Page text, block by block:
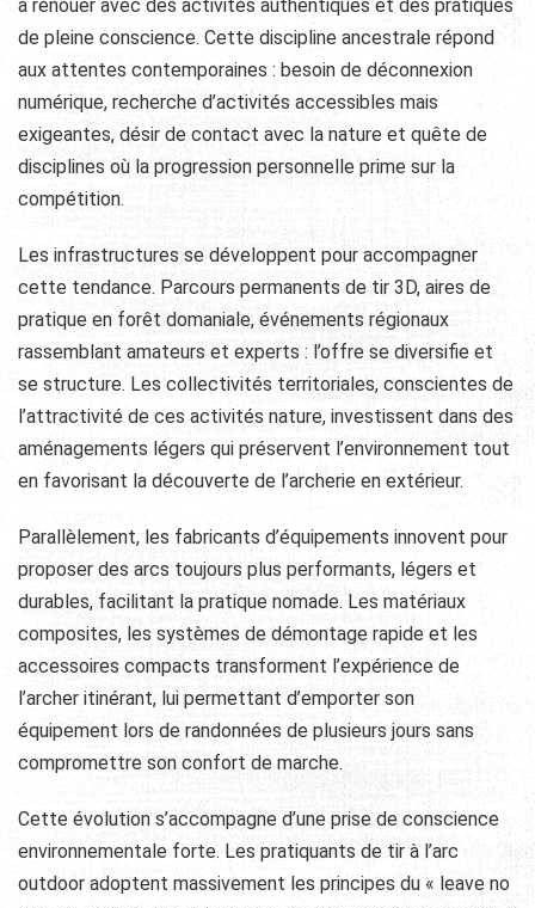
à renouer avec des activités authentiques et des pratiques
de pleine conscience. Cette discipline ancestrale répond
aux attentes contemporaines : besoin de déconnexion
numérique, recherche d’activités accessibles mais
exigeantes, désir de contact avec la nature et quête de
disciplines où la progression personnelle prime sur la
compétition.
Les infrastructures se développent pour accompagner
cette tendance. Parcours permanents de tir 3D, aires de
pratique en forêt domaniale, événements régionaux
rassemblant amateurs et experts : l’offre se diversifie et
se structure. Les collectivités territoriales, conscientes de
l’attractivité de ces activités nature, investissent dans des
aménagements légers qui préservent l’environnement tout
en favorisant la découverte de l’archerie en extérieur.
Parallèlement, les fabricants d’équipements innovent pour
proposer des arcs toujours plus performants, légers et
durables, facilitant la pratique nomade. Les matériaux
composites, les systèmes de démontage rapide et les
accessoires compacts transforment l’expérience de
l’archer itinérant, lui permettant d’emporter son
équipement lors de randonnées de plusieurs jours sans
compromettre son confort de marche.
Cette évolution s’accompagne d’une prise de conscience
environnementale forte. Les pratiquants de tir à l’arc
outdoor adoptent massivement les principes du « leave no